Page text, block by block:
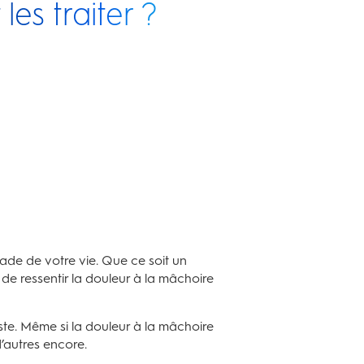
traiter ?
de votre vie. Que ce soit un
ressentir la douleur à la mâchoire
Même si la douleur à la mâchoire
encore.